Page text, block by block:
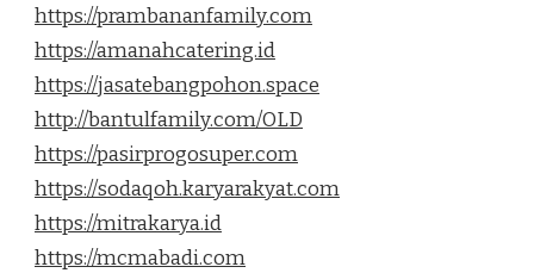
https://prambananfamily.com
https://amanahcatering.id
https://jasatebangpohon.space
http://bantulfamily.com/OLD
https://pasirprogosuper.com
https://sodaqoh.karyarakyat.com
https://mitrakarya.id
https://mcmabadi.com